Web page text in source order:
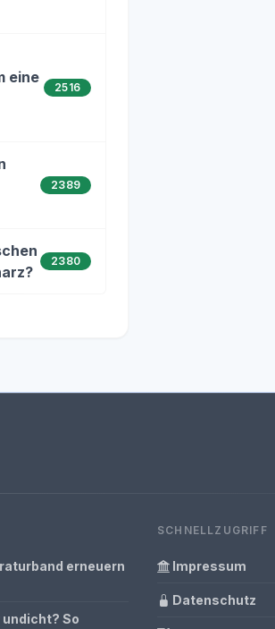
eine
2516
2389
2380
erneuern
So
SCHNELLZUGRIFF
Impressum
Datenschutz